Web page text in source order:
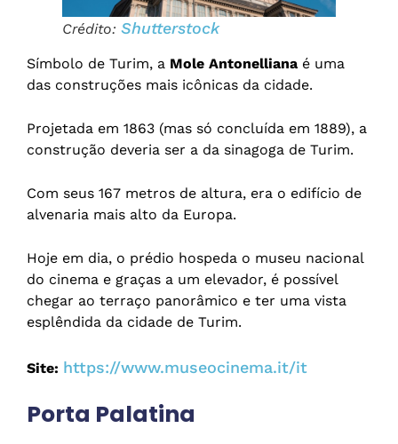
Crédito: Shutterstock
Símbolo de Turim, a Mole Antonelliana é uma
das construções mais icônicas da cidade.
Projetada em 1863 (mas só concluída em 1889), a
construção deveria ser a da sinagoga de Turim.
Com seus 167 metros de altura, era o edifício de
alvenaria mais alto da Europa.
Hoje em dia, o prédio hospeda o museu nacional
do cinema e graças a um elevador, é possível
chegar ao terraço panorâmico e ter uma vista
esplêndida da cidade de Turim.
Site: https://www.museocinema.it/it
Porta Palatina